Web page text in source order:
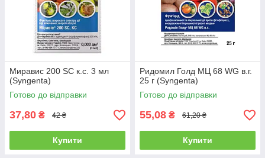
Миравис 200 SC к.с. 3 мл
(Syngenta)
Готово до відправки
37,80 ₴ 42 ₴
Купити
Ридомил Голд МЦ 68 WG в.г.
25 г (Syngenta)
Готово до відправки
55,08 ₴ 61,20 ₴
Купити